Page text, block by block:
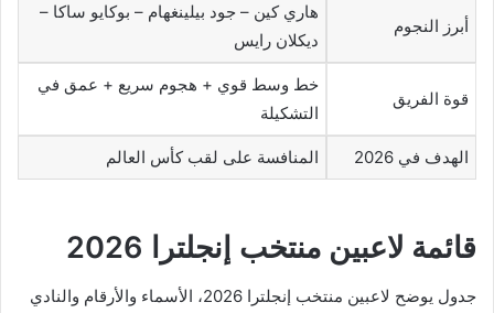
أبرز النجوم
هاري كين – جود بيلينغهام – بوكايو ساكا –
ديكلان رايس
قوة الفريق
خط وسط قوي + هجوم سريع + عمق في
التشكيلة
الهدف في 2026 المنافسة على لقب كأس العالم
قائمة لاعبين منتخب إنجلترا 2026
جدول يوضح لاعبين منتخب إنجلترا 2026، الأسماء والأرقام والنادي